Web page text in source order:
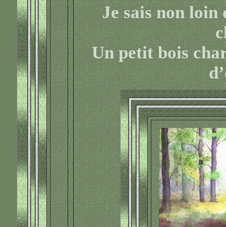
Je sais non loin
Un petit bois